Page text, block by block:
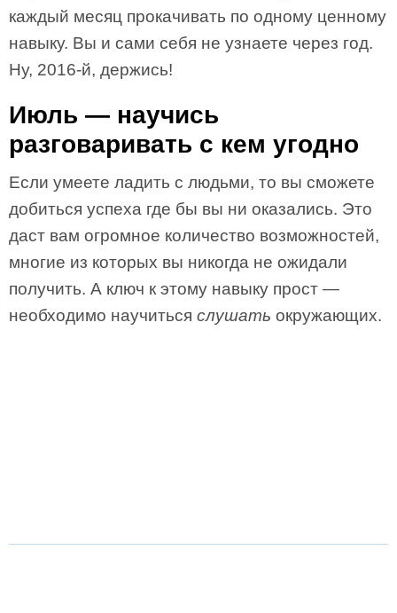
каждый месяц прокачивать по одному ценному
навыку. Вы и сами себя не узнаете через год.
Ну, 2016-й, держись!
Июль — научись
разговаривать с кем угодно
Если умеете ладить с людьми, то вы сможете
добиться успеха где бы вы ни оказались. Это
даст вам огромное количество возможностей,
многие из которых вы никогда не ожидали
получить. А ключ к этому навыку прост —
необходимо научиться слушать окружающих.